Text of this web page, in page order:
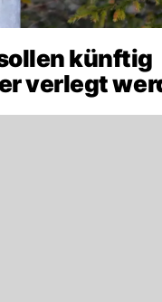
künftig
verlegt